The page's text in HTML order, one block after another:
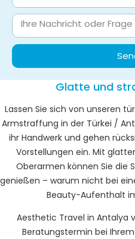
Glatte und
Lassen Sie sich von unseren
Armstraffung in der Türkei /
ihr Handwerk und gehen
Vorstellungen ein. Mit
Oberarmen können Sie die
genießen – warum nicht bei
Beauty-Aufenthalt
Aesthetic Travel in Antalya
Beratungstermin bei